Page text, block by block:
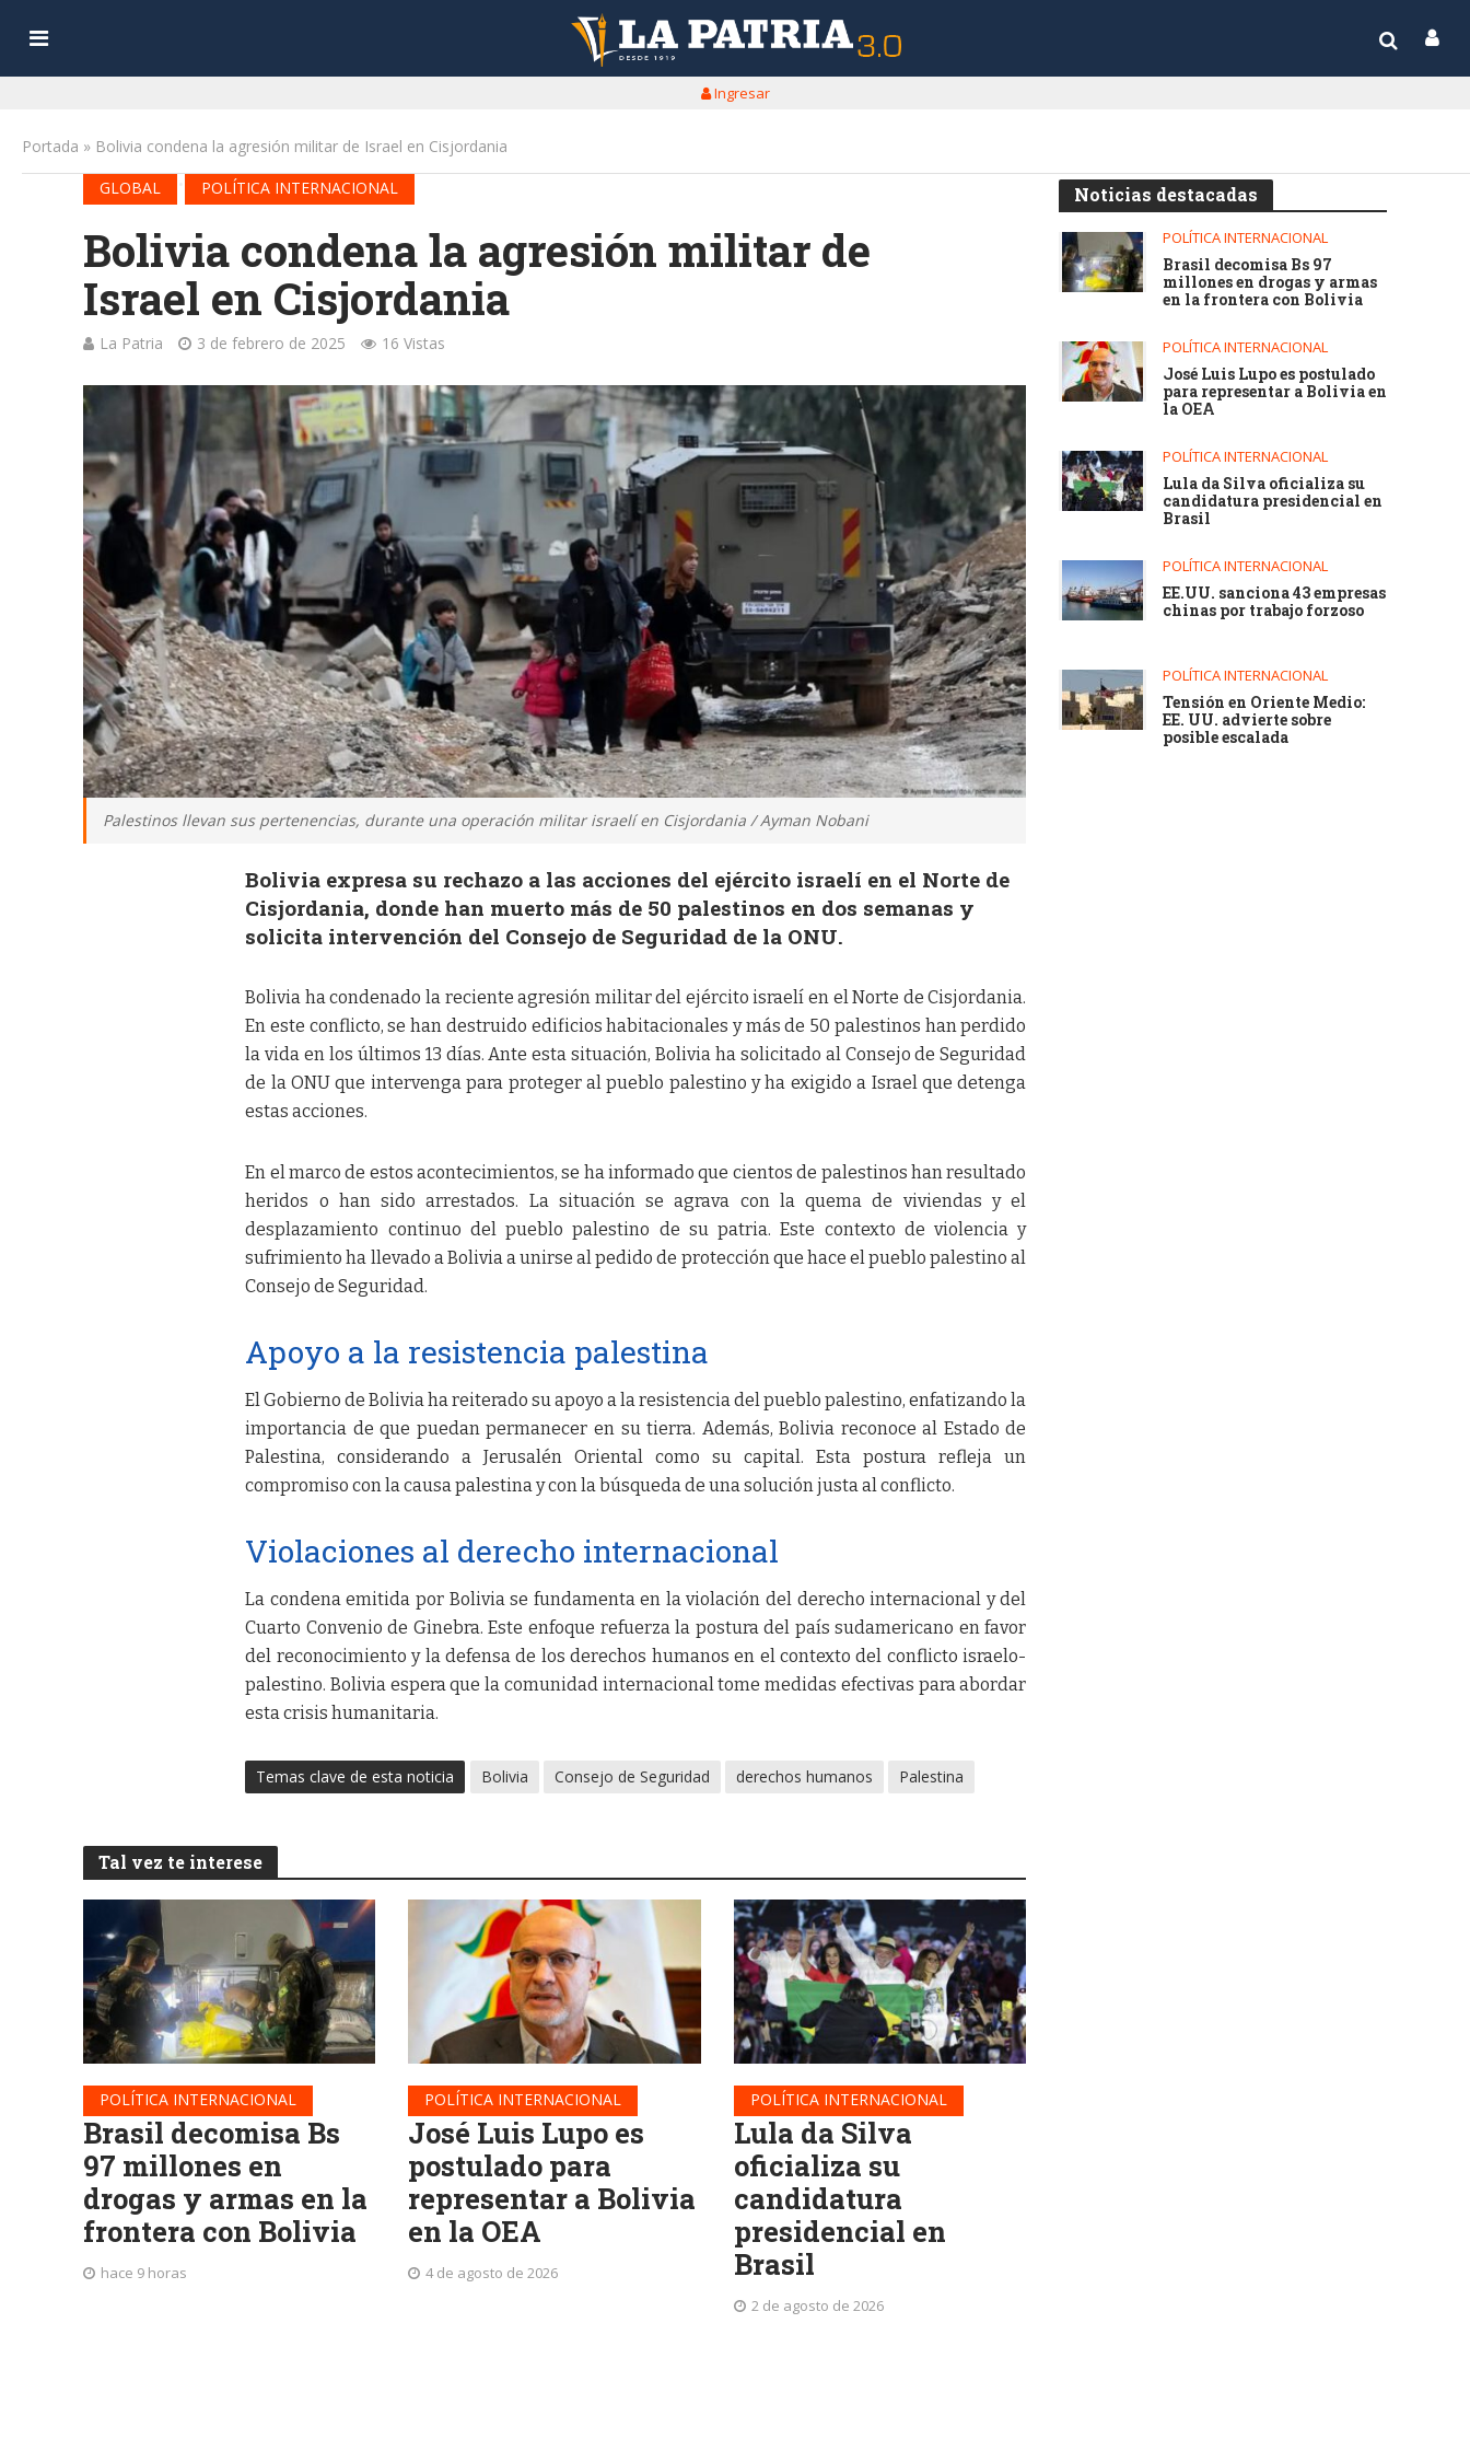
Ingresar
Portada » Bolivia condena la agresión militar de Israel en Cisjordania
GLOBAL
POLÍTICA INTERNACIONAL
Bolivia condena la agresión militar de
Israel en Cisjordania
La Patria 3 de febrero de 2025 16 Vistas
Palestinos llevan sus pertenencias, durante una operación militar israelí en Cisjordania / Ayman Nobani
Bolivia expresa su rechazo a las acciones del ejército israelí en el Norte de
Cisjordania, donde han muerto más de 50 palestinos en dos semanas y
solicita intervención del Consejo de Seguridad de la ONU.
Bolivia ha condenado la reciente agresión militar del ejército israelí en el Norte de Cisjordania.
En este conflicto, se han destruido edificios habitacionales y más de 50 palestinos han perdido
la vida en los últimos 13 días. Ante esta situación, Bolivia ha solicitado al Consejo de Seguridad
de la ONU que intervenga para proteger al pueblo palestino y ha exigido a Israel que detenga
estas acciones.
En el marco de estos acontecimientos, se ha informado que cientos de palestinos han resultado
heridos o han sido arrestados. La situación se agrava con la quema de viviendas y el
desplazamiento continuo del pueblo palestino de su patria. Este contexto de violencia y
sufrimiento ha llevado a Bolivia a unirse al pedido de protección que hace el pueblo palestino al
Consejo de Seguridad.
Apoyo a la resistencia palestina
El Gobierno de Bolivia ha reiterado su apoyo a la resistencia del pueblo palestino, enfatizando la
importancia de que puedan permanecer en su tierra. Además, Bolivia reconoce al Estado de
Palestina, considerando a Jerusalén Oriental como su capital. Esta postura refleja un
compromiso con la causa palestina y con la búsqueda de una solución justa al conflicto.
Violaciones al derecho internacional
La condena emitida por Bolivia se fundamenta en la violación del derecho internacional y del
Cuarto Convenio de Ginebra. Este enfoque refuerza la postura del país sudamericano en favor
del reconocimiento y la defensa de los derechos humanos en el contexto del conflicto israelo-
palestino. Bolivia espera que la comunidad internacional tome medidas efectivas para abordar
esta crisis humanitaria.
Temas clave de esta noticia Bolivia Consejo de Seguridad derechos humanos Palestina
Tal vez te interese
POLÍTICA INTERNACIONAL
Brasil decomisa Bs
97 millones en
drogas y armas en la
frontera con Bolivia
hace 9 horas
POLÍTICA INTERNACIONAL
José Luis Lupo es
postulado para
representar a Bolivia
en la OEA
4 de agosto de 2026
POLÍTICA INTERNACIONAL
Lula da Silva
oficializa su
candidatura
presidencial en
Brasil
2 de agosto de 2026
Noticias destacadas
POLÍTICA INTERNACIONAL
Brasil decomisa Bs 97
millones en drogas y armas
en la frontera con Bolivia
POLÍTICA INTERNACIONAL
José Luis Lupo es postulado
para representar a Bolivia en
la OEA
POLÍTICA INTERNACIONAL
Lula da Silva oficializa su
candidatura presidencial en
Brasil
POLÍTICA INTERNACIONAL
EE.UU. sanciona 43 empresas
chinas por trabajo forzoso
POLÍTICA INTERNACIONAL
Tensión en Oriente Medio:
EE. UU. advierte sobre
posible escalada